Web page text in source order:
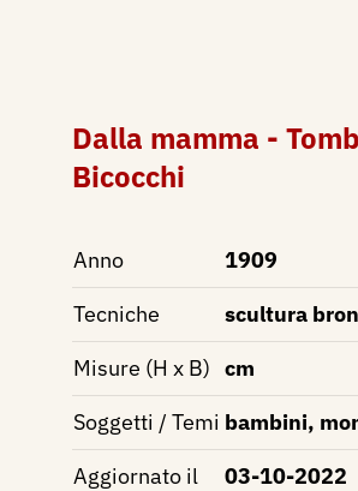
Dalla mamma -
Bicocchi
Anno
1909
Tecniche
scultura
Misure (H x B) cm
Soggetti / Temi bambini,
Aggiornato il
03-10-2022